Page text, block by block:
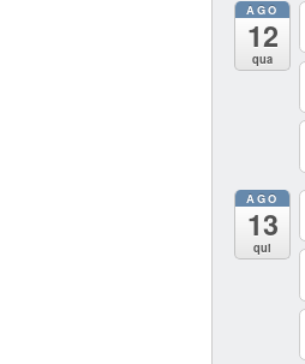
AGO
12
qua
AGO
13
qui